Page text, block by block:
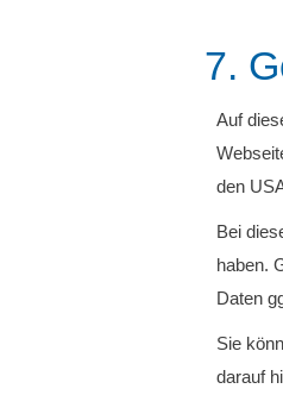
7.
Auf
den
Bei
haben.
Daten
Sie
darauf